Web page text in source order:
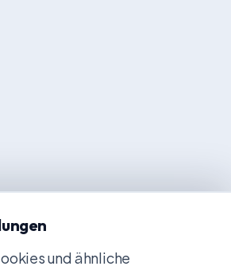
und ähnliche